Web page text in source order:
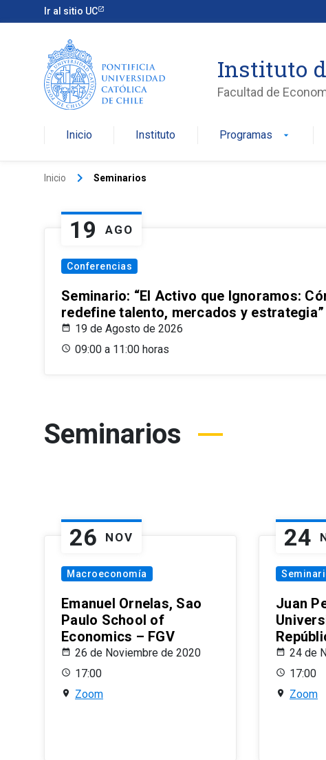
Ir al sitio UC
Instituto
Facultad de
Inicio Instituto Programas arrow_drop_down
Inicio keyboard_arrow_right Seminarios
19 AGO
Conferencias
Seminario: “El Activo que Ignoramos:
redefine talento, mercados y estrategia”
19 de Agosto de 2026
09:00 a 11:00 horas
Seminarios
26 NOV
Macroeconomía
Emanuel Ornelas, Sao
Paulo School of
Economics – FGV
26 de Noviembre de 2020
17:00
Zoom
24
Juan
24 de
17:00
Zoom